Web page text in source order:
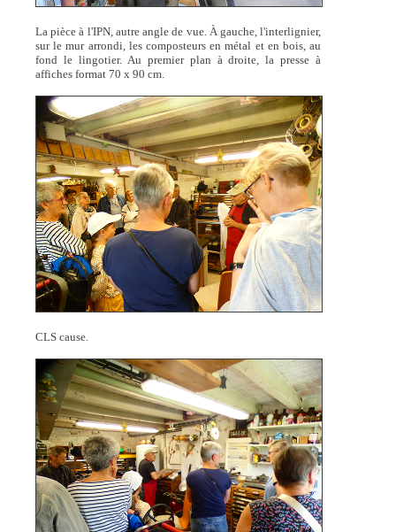
La pièce à l'IPN, autre angle de vue. À gauche, l'interlignier,
sur le mur arrondi, les composteurs en métal et en bois, au
fond le lingotier. Au premier plan à droite, la presse à
affiches format 70 x 90 cm.
CLS cause.